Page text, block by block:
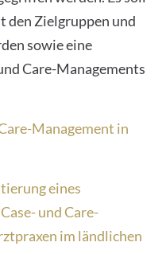
den Zielgruppen und
sowie eine
Care-Managements
Management in
eines
und Care-
im ländlichen